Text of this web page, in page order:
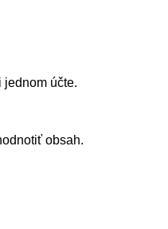
jednom účte.
obsah.